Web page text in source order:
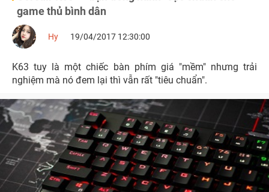
game thủ bình dân
Hy 19/04/2017 12:30:00
K63 tuy là một chiếc bàn phím giá "mềm" nhưng trải
nghiệm mà nó đem lại thì vẫn rất "tiêu chuẩn".